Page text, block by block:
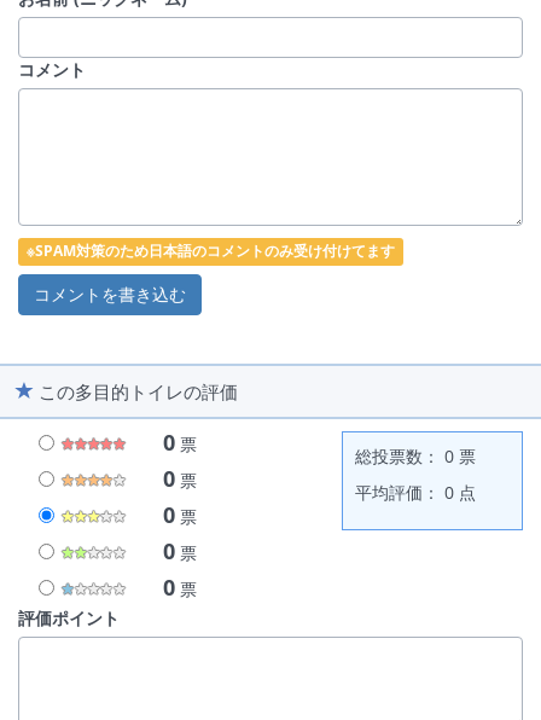
コメント
※SPAM対策のため日本語のコメントのみ受け付けてます
この多目的トイレの評価
0 票
0 票
0 票
0 票
0 票
総投票数： 0 票
平均評価： 0 点
評価ポイント